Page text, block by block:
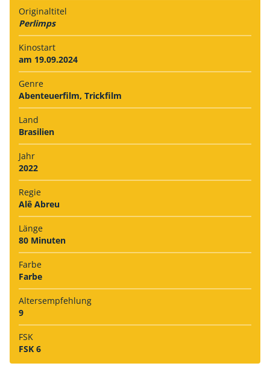
Originaltitel
Perlimps
Kinostart
am 19.09.2024
Genre
Abenteuerfilm, Trickfilm
Land
Brasilien
Jahr
2022
Regie
Alê Abreu
Länge
80 Minuten
Farbe
Farbe
Alters­empfehlung
9
FSK
FSK 6